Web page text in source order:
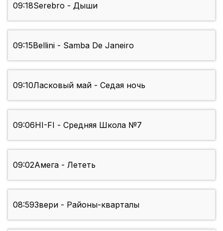
09:18Serebro - Дыши
09:15Bellini - Samba De Janeiro
09:10Ласковый май - Седая ночь
09:06HI-FI - Средняя Школа №7
09:02Амега - Лететь
08:59Звери - Районы-кварталы